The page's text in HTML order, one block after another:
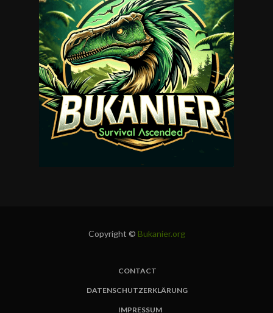
Copyright © Bukanier.org
FUSSBEREICH
CONTACT
DATENSCHUTZERKLÄRUNG
IMPRESSUM